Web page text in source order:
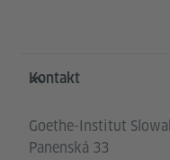
Service- und
Kontakt
Goethe-Institut
Panenská 33